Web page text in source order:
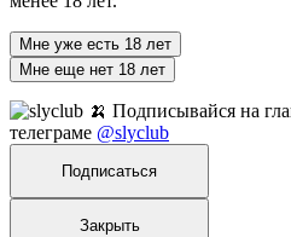
Мне уже есть 18 лет
Мне еще нет 18 лет
🍌 Подписывайся на
телеграме @slyclub
Подписаться
Закрыть